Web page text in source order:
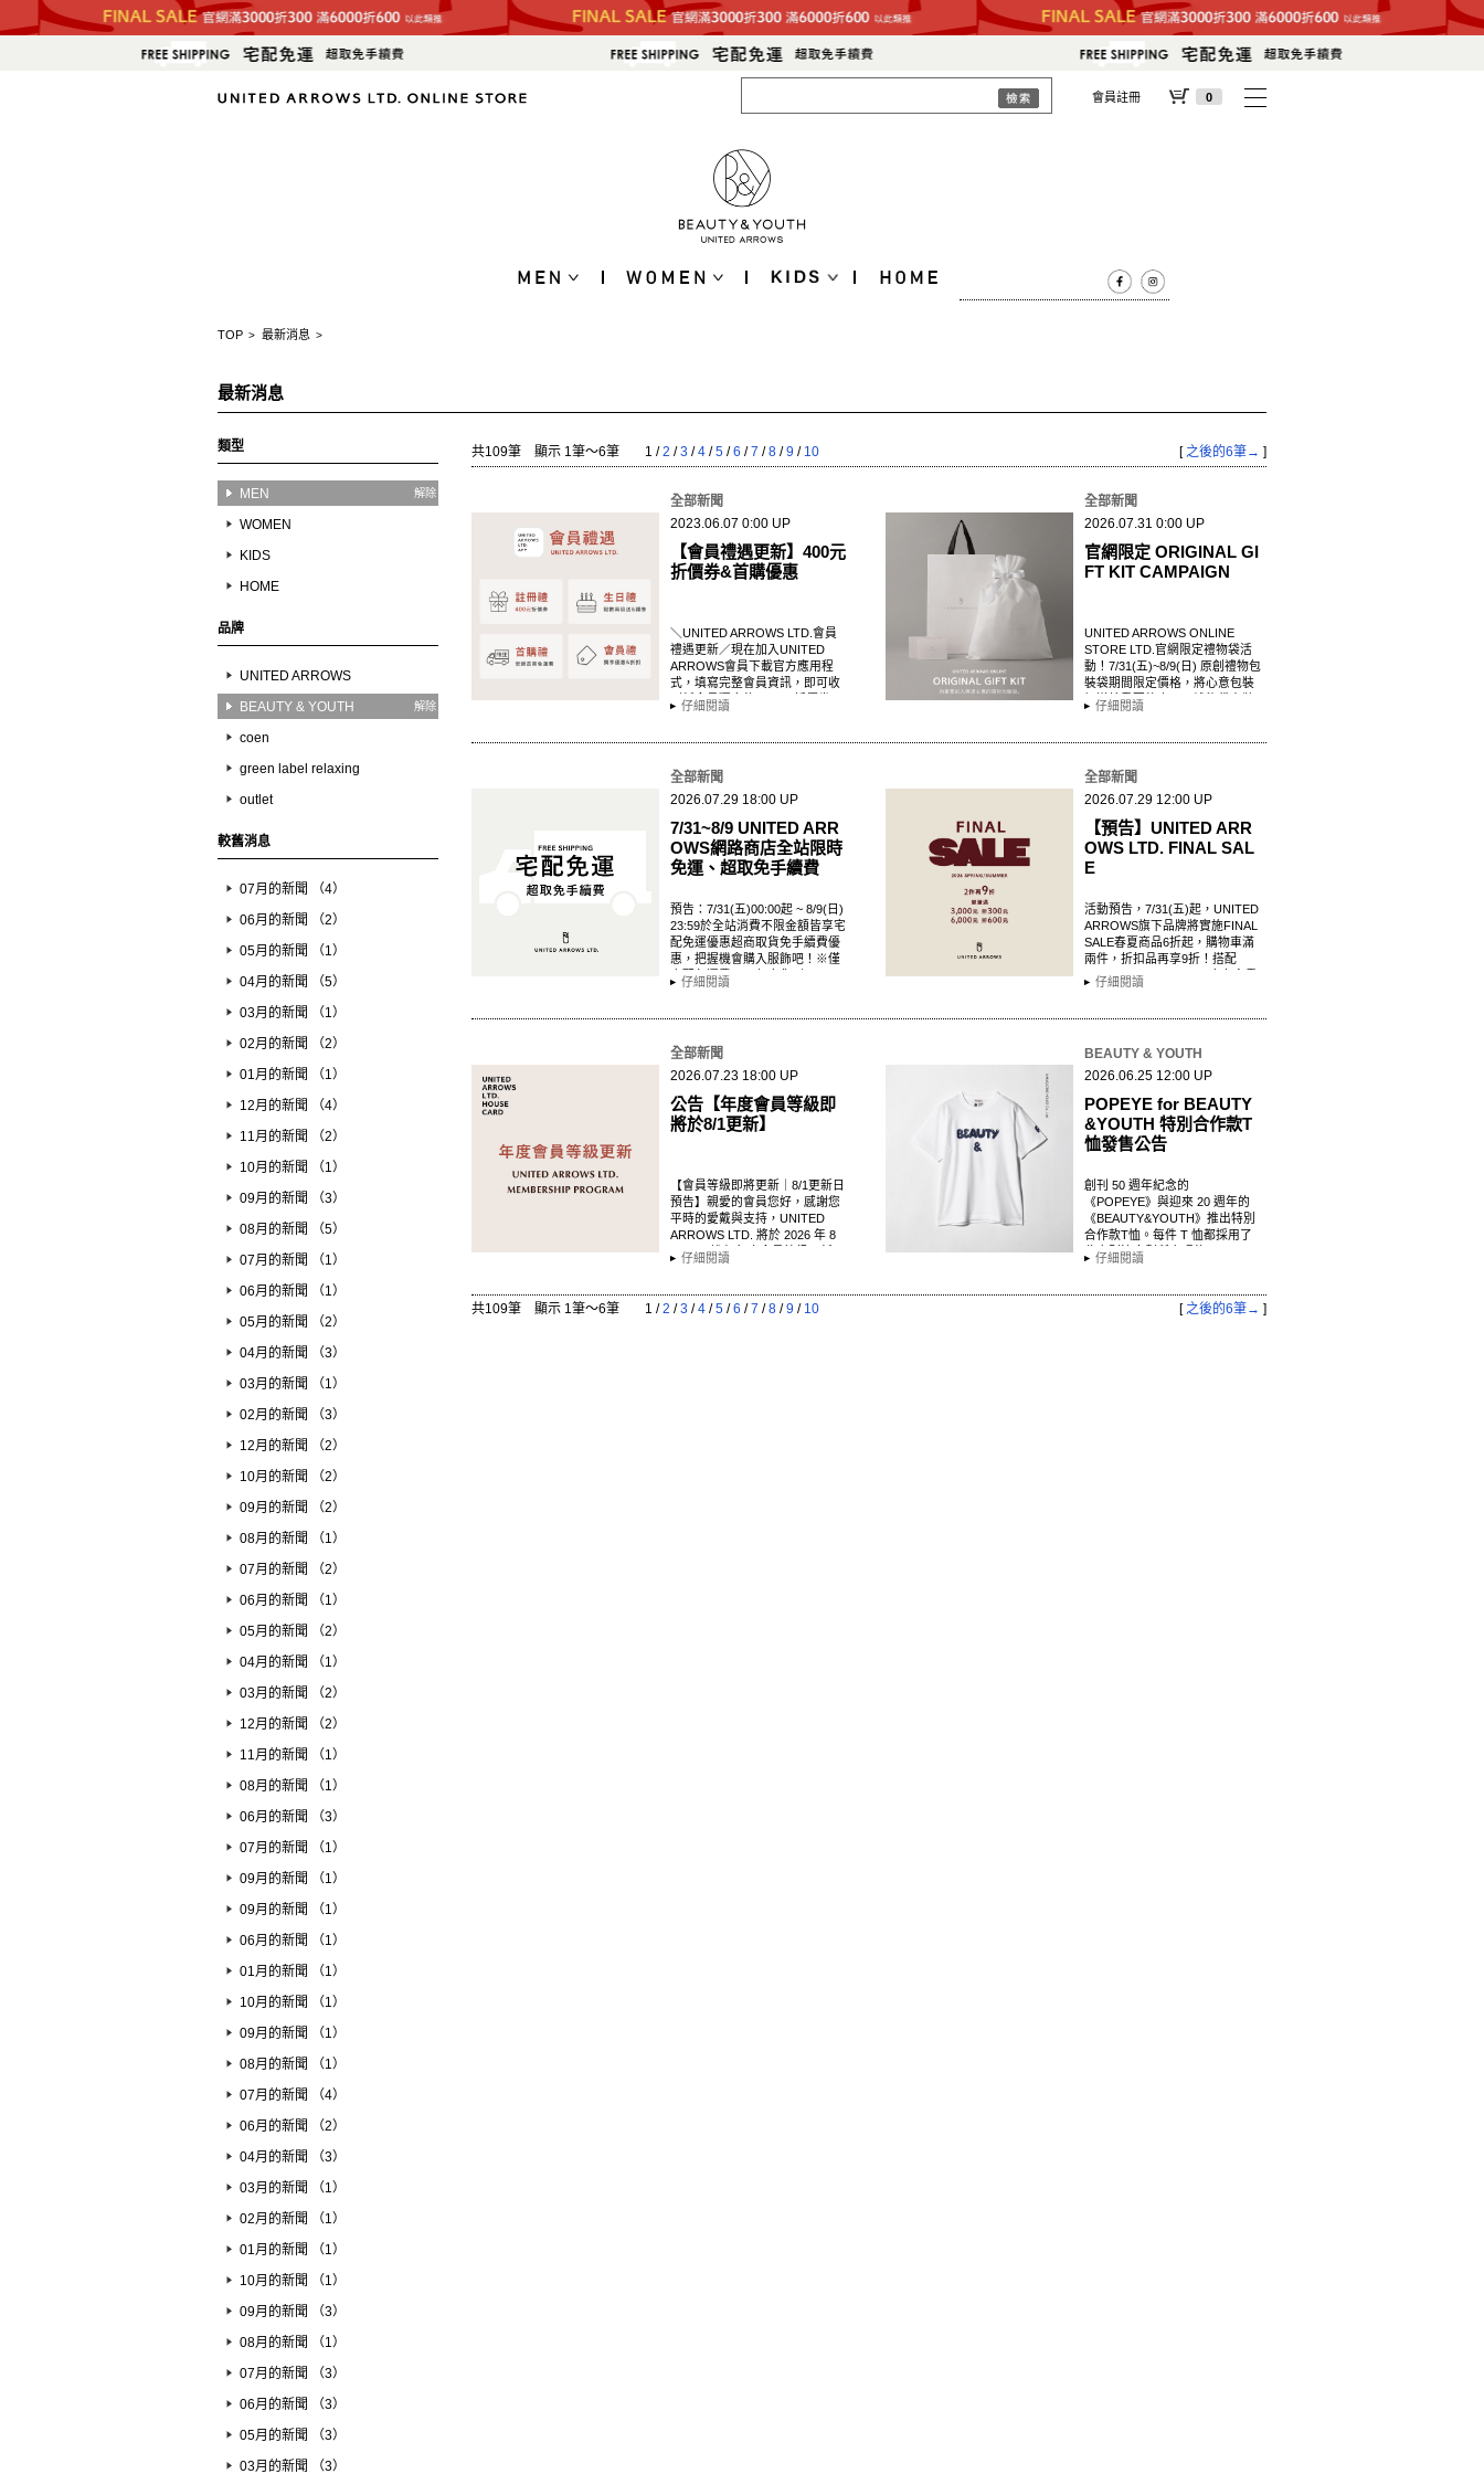
會員註冊 0
TOP > 最新消息 >
最新消息
類型
MEN 解除
WOMEN
KIDS
HOME
品牌
UNITED ARROWS
BEAUTY & YOUTH
解除
coen
green label relaxing
outlet
較舊消息
07月的新聞 （4）
06月的新聞 （2）
05月的新聞 （1）
04月的新聞 （5）
03月的新聞 （1）
02月的新聞 （2）
01月的新聞 （1）
12月的新聞 （4）
11月的新聞 （2）
10月的新聞 （1）
09月的新聞 （3）
08月的新聞 （5）
07月的新聞 （1）
06月的新聞 （1）
05月的新聞 （2）
04月的新聞 （3）
03月的新聞 （1）
02月的新聞 （3）
12月的新聞 （2）
10月的新聞 （2）
09月的新聞 （2）
08月的新聞 （1）
07月的新聞 （2）
06月的新聞 （1）
05月的新聞 （2）
04月的新聞 （1）
03月的新聞 （2）
12月的新聞 （2）
11月的新聞 （1）
08月的新聞 （1）
06月的新聞 （3）
07月的新聞 （1）
09月的新聞 （1）
09月的新聞 （1）
06月的新聞 （1）
01月的新聞 （1）
10月的新聞 （1）
09月的新聞 （1）
08月的新聞 （1）
07月的新聞 （4）
06月的新聞 （2）
04月的新聞 （3）
03月的新聞 （1）
02月的新聞 （1）
01月的新聞 （1）
10月的新聞 （1）
09月的新聞 （3）
08月的新聞 （1）
07月的新聞 （3）
06月的新聞 （3）
05月的新聞 （3）
03月的新聞 （3）
共109筆 顯示 1筆〜6筆 1 / 2 / 3 / 4 / 5 / 6 / 7 / 8 / 9 / 10 [ 之後的6筆→ ]
全部新聞
2023.06.07 0:00 UP
【會員禮遇更新】400元
折價券&首購優惠
＼UNITED ARROWS LTD.會員
禮遇更新／現在加入UNITED
ARROWS會員下載官方應用程
式，填寫完整會員資訊，即可收
到新會員獨享的$400元折價券，
快點來下載入會領取…
仔細閱讀
全部新聞
2026.07.31 0:00 UP
官網限定 ORIGINAL GI
FT KIT CAMPAIGN
UNITED ARROWS ONLINE
STORE LTD.官網限定禮物袋活
動！7/31(五)~8/9(日) 原創禮物包
裝袋期間限定價格，將心意包裝
好送給重要的人吧！禮物袋套裝
內容…
仔細閱讀
全部新聞
2026.07.29 18:00 UP
7/31~8/9 UNITED ARR
OWS網路商店全站限時
免運、超取免手續費
預告：7/31(五)00:00起 ~ 8/9(日)
23:59於全站消費不限金額皆享宅
配免運優惠超商取貨免手續費優
惠，把握機會購入服飾吧！※僅
宅配免運費，不包含貨到…
仔細閱讀
全部新聞
2026.07.29 12:00 UP
【預告】UNITED ARR
OWS LTD. FINAL SAL
E
活動預告，7/31(五)起，UNITED
ARROWS旗下品牌將實施FINAL
SALE春夏商品6折起，購物車滿
兩件，折扣品再享9折！搭配
FINAL SALE COUPON享有多重
優…
仔細閱讀
全部新聞
2026.07.23 18:00 UP
公告【年度會員等級即
將於8/1更新】
【會員等級即將更新｜8/1更新日
預告】親愛的會員您好，感謝您
平時的愛戴與支持，UNITED
ARROWS LTD. 將於 2026 年 8
月 1 日 進行年度會員等級更新。
仔細閱讀
BEAUTY & YOUTH
2026.06.25 12:00 UP
POPEYE for BEAUTY
&YOUTH 特別合作款T
恤發售公告
創刊 50 週年紀念的
《POPEYE》與迎來 20 週年的
《BEAUTY&YOUTH》推出特別
合作款T恤。每件 T 恤都採用了
此次別注企劃所實現的
《POPEYE》字體設計，並配置
仔細閱讀
共109筆 顯示 1筆〜6筆 1 / 2 / 3 / 4 / 5 / 6 / 7 / 8 / 9 / 10 [ 之後的6筆→ ]